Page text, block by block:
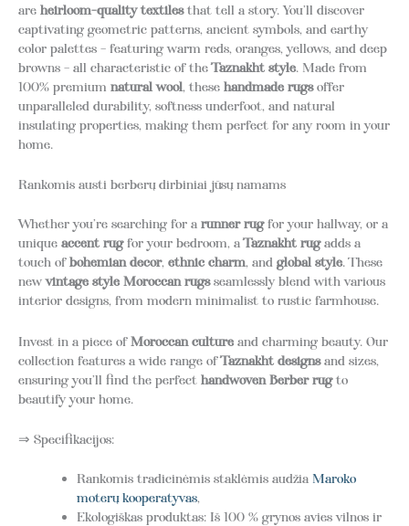
are heirloom-quality textilesthat tell a story. You’ll discover
captivating geometric patterns, ancient symbols, and earthy
color palettes – featuring warm reds, oranges, yellows, and deep
browns – all characteristic of theTaznakht style. Made from
100% premium natural wool, these handmade rugsoffer
unparalleled durability, softness underfoot, and natural
insulating properties, making them perfect for any room in your
home.
Rankomis austi berberų dirbiniai jūsų namams
Whether you’re searching for a runner rugfor your hallway, or a
unique accent rugfor your bedroom, aTaznakht rugadds a
touch ofbohemian decor, ethnic charm, and global style. These
newvintage style Moroccan rugsseamlessly blend with various
interior designs, from modern minimalist to rustic farmhouse.
Invest in a piece ofMoroccan cultureand charming beauty. Our
collection features a wide range ofTaznakht designsand sizes,
ensuring you’ll find the perfect handwoven Berber rugto
beautify your home.
⇒ Specifikacijos:
Rankomis tradicinėmis staklėmis audžia Maroko
moterų kooperatyvas,
Ekologiškas produktas: Iš 100 % grynos avies vilnos ir